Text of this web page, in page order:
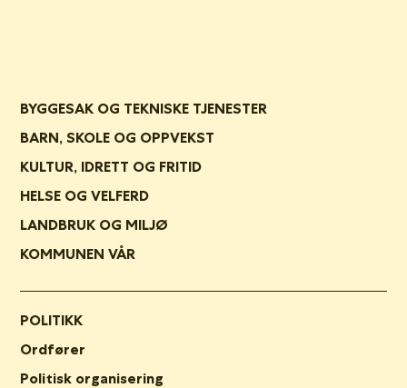
BYGGESAK OG TEKNISKE TJENESTER
BARN, SKOLE OG OPPVEKST
KULTUR, IDRETT OG FRITID
HELSE OG VELFERD
LANDBRUK OG MILJØ
KOMMUNEN VÅR
POLITIKK
Ordfører
Politisk organisering